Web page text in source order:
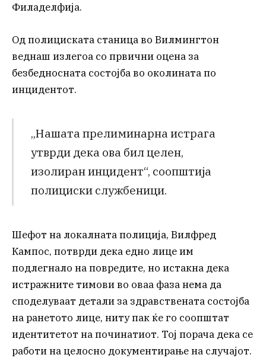
Филаделфија.
Од полициската станица во Вилмингтон
веднаш излегоа со првични оцена за
безбедносната состојба во околината по
инцидентот.
„Нашата прелиминарна истрага
утврди дека ова бил целен,
изолиран инцидент“, соопштија
полициски службеници.
Шефот на локалната полиција, Вилфред
Кампос, потврди дека едно лице им
подлегнало на повредите, но истакна дека
истражните тимови во оваа фаза нема да
споделуваат детали за здравствената состојба
на ранетото лице, ниту пак ќе го соопштат
идентитетот на починатиот. Тој порача дека се
работи на целосно документирање на случајот.